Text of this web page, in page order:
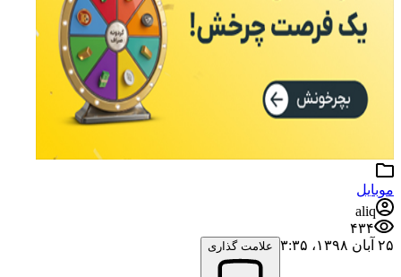
موبایل
aliq
۴۳۴
۲۵ آبان ۱۳۹۸،‏ ۳:۳۵
علامت گذاری